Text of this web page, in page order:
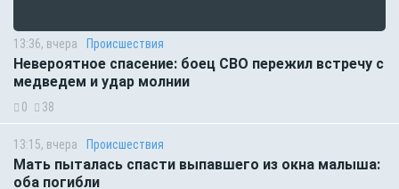
13:36, вчера Происшествия
Невероятное спасение: боец СВО пережил встречу с
медведем и удар молнии
0 38
13:15, вчера Происшествия
Мать пыталась спасти выпавшего из окна малыша:
оба погибли